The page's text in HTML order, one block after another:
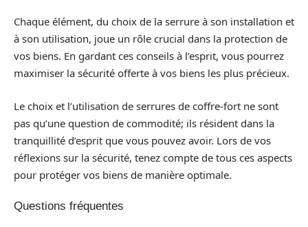
Chaque élément, du choix de la serrure à son installation et
à son utilisation, joue un rôle crucial dans la protection de
vos biens. En gardant ces conseils à l’esprit, vous pourrez
maximiser la sécurité offerte à vos biens les plus précieux.
Le choix et l’utilisation de serrures de coffre-fort ne sont
pas qu’une question de commodité; ils résident dans la
tranquillité d’esprit que vous pouvez avoir. Lors de vos
réflexions sur la sécurité, tenez compte de tous ces aspects
pour protéger vos biens de manière optimale.
Questions fréquentes